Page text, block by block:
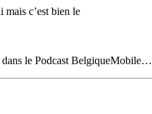
c’est bien le
dans le Podcast BelgiqueMobile…